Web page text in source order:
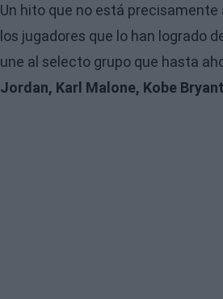
Un hito que no está
los jugadores que lo han logrado
une al selecto grupo que hasta
Jordan, Karl Malone, Kobe